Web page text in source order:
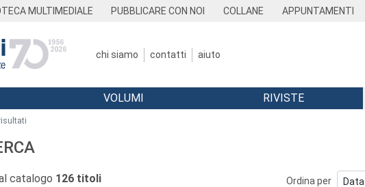
MULTIMEDIALE PUBBLICARE CON NOI COLLANE APPUNTAMENTI
chi siamo contatti aiuto
VOLUMI RIVISTE
catalogo 126 titoli Ordina per